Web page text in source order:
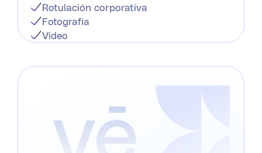
Rotulación corporativa
Fotografía
Video